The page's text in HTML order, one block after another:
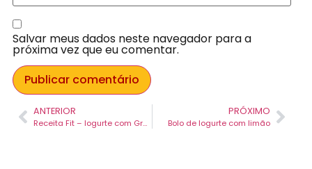
Salvar meus dados neste navegador para a
próxima vez que eu comentar.
ANTERIOR
Receita Fit – Iogurte com Granola e frutas
PRÓXIMO
Bolo de Iogurte com limão